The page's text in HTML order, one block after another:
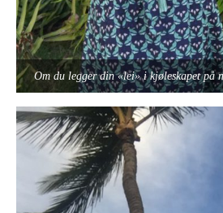
Om du legger din «lei» i kjøleskapet på